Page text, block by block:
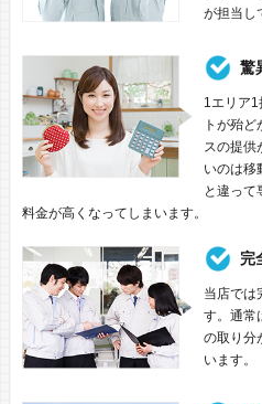
が担当し
驚
1エリア
トが殆
スの提供
いのは移
と違って
料金が高くなってしまいます。
完
当店では
す。通常
の取り分
います。